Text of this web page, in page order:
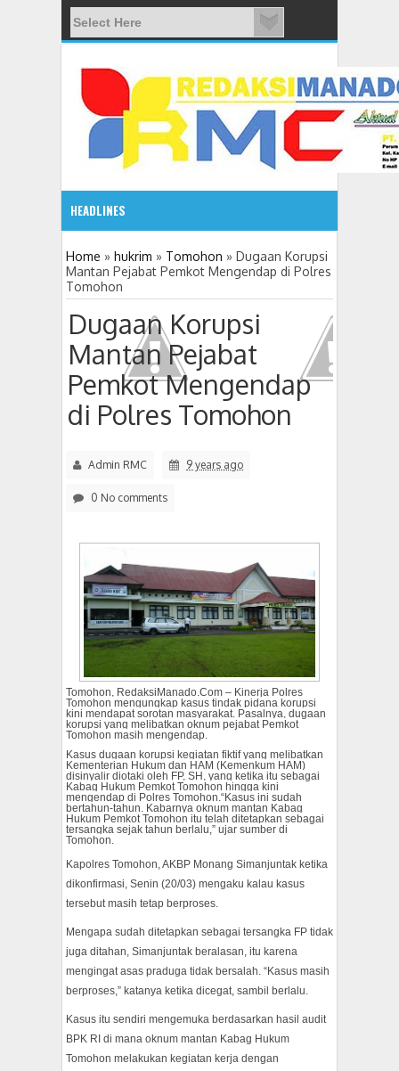
HEADLINES
08:03 AM
ADVETORIAL JONRU GANTIKAN MONO PIMPIN DPRD
Home » hukrim » Tomohon » Dugaan Korupsi
Mantan Pejabat Pemkot Mengendap di Polres
Tomohon
Dugaan Korupsi
Mantan Pejabat
Pemkot Mengendap
di Polres Tomohon
Admin RMC 9 years ago
0 No comments
Tomohon, RedaksiManado.Com – Kinerja Polres
Tomohon mengungkap kasus tindak pidana korupsi
kini mendapat sorotan masyarakat. Pasalnya, dugaan
korupsi yang melibatkan oknum pejabat Pemkot
Tomohon masih mengendap.
Kasus dugaan korupsi kegiatan fiktif yang melibatkan
Kementerian Hukum dan HAM (Kemenkum HAM)
disinyalir diotaki oleh FP, SH, yang ketika itu sebagai
Kabag Hukum Pemkot Tomohon hingga kini
mengendap di Polres Tomohon.“Kasus ini sudah
bertahun-tahun. Kabarnya oknum mantan Kabag
Hukum Pemkot Tomohon itu telah ditetapkan sebagai
tersangka sejak tahun berlalu,” ujar sumber di
Tomohon.
Kapolres Tomohon, AKBP Monang Simanjuntak ketika
dikonfirmasi, Senin (20/03) mengaku kalau kasus
tersebut masih tetap berproses.
Mengapa sudah ditetapkan sebagai tersangka FP tidak
juga ditahan, Simanjuntak beralasan, itu karena
mengingat asas praduga tidak bersalah. “Kasus masih
berproses,” katanya ketika dicegat, sambil berlalu.
Kasus itu sendiri mengemuka berdasarkan hasil audit
BPK RI di mana oknum mantan Kabag Hukum
Tomohon melakukan kegiatan kerja dengan